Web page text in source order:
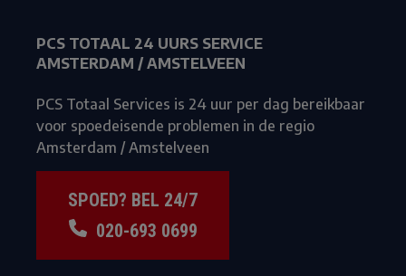
PCS TOTAAL 24 UURS SERVICE
AMSTERDAM / AMSTELVEEN
PCS Totaal Services is 24 uur per dag bereikbaar
voor spoedeisende problemen in de regio
Amsterdam / Amstelveen
SPOED? BEL 24/7
020-693 0699